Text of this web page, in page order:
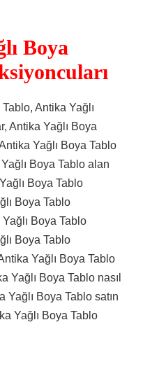
Boya
Antika Yağlı
Antika Yağlı Boya
Yağlı Boya Tablo
Boya Tablo alan
Boya Tablo
Boya Tablo
Boya Tablo
Boya Tablo
Yağlı Boya Tablo
Yağlı Boya Tablo nasıl
Yağlı Boya Tablo satın
Yağlı Boya Tablo